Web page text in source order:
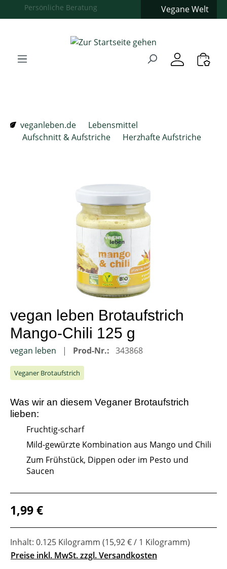
Zum Hauptinhalt springen
Zur Hauptnavigation springen
Vegane Welt
veganleben.de
Lebensmittel
Aufschnitt & Aufstriche
Herzhafte Aufstriche
Bildergalerie überspringen
vegan leben Brotaufstrich
Mango-Chili 125 g
vegan leben Prod-Nr.: 343868
Veganer Brotaufstrich
Was wir an diesem Veganer Brotaufstrich
lieben:
Fruchtig-scharf
Mild-gewürzte Kombination aus Mango und Chili
Zum Frühstück, Dippen oder im Pesto und
Saucen
Regulärer Preis:
1,99 €
Inhalt: 0.125 Kilogramm (15,92 € / 1 Kilogramm)
Preise inkl. MwSt. zzgl. Versandkosten